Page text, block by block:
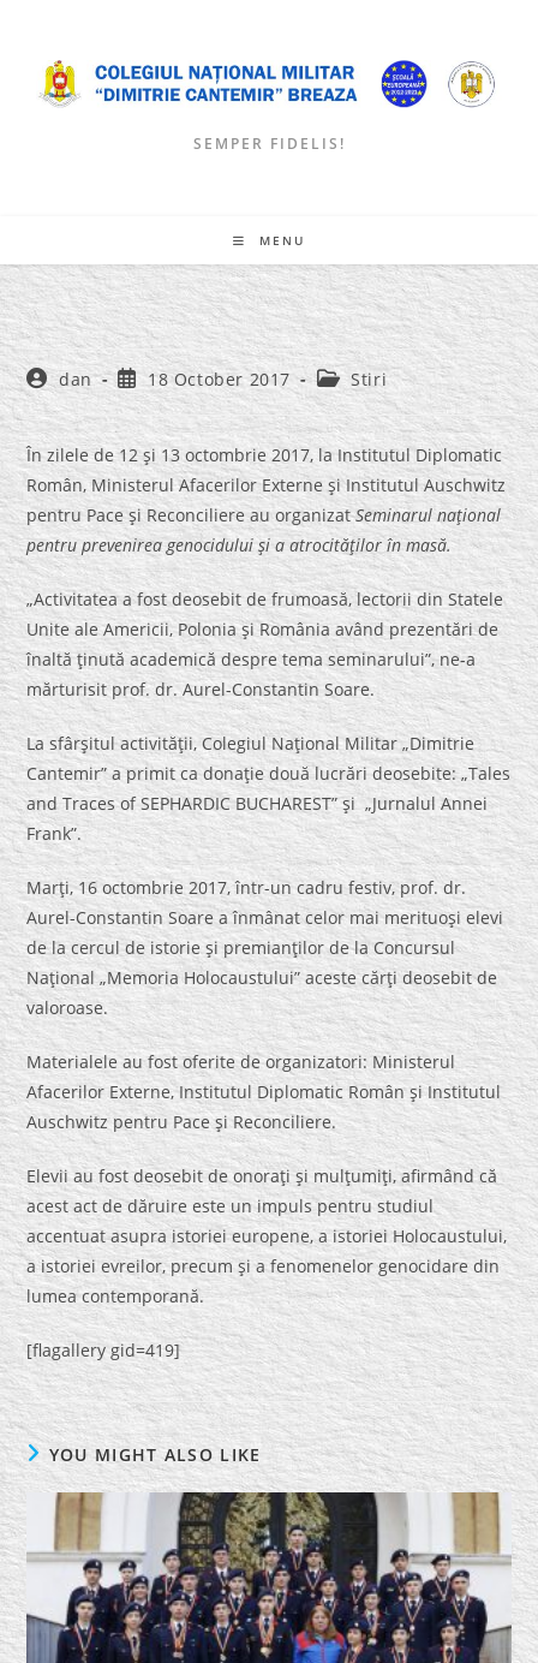
content
SEMPER FIDELIS!
MENU
Post
author:
dan
Post
published:
18 October 2017
Post
category:
Stiri
În zilele de 12 şi 13 octombrie 2017, la Institutul Diplomatic
Român, Ministerul Afacerilor Externe şi Institutul Auschwitz
pentru Pace şi Reconciliere au organizatSeminarul naţional
pentru prevenirea genocidului şi a atrocităţilor în masă.
„Activitatea a fost deosebit de frumoasă, lectorii din Statele
Unite ale Americii, Polonia şi România având prezentări de
înaltă ţinută academică despre tema seminarului”, ne-a
mărturisit prof. dr. Aurel-Constantin Soare.
La sfârşitul activităţii, Colegiul Naţional Militar „Dimitrie
Cantemir” a primit ca donaţie două lucrări deosebite: „Tales
and Traces of SEPHARDIC BUCHAREST” şi „Jurnalul Annei
Frank”.
Marţi, 16 octombrie 2017, într-un cadru festiv, prof. dr.
Aurel-Constantin Soare a înmânat celor mai merituoşi elevi
de la cercul de istorie şi premianţilor de la Concursul
Naţional „Memoria Holocaustului” aceste cărţi deosebit de
valoroase.
Materialele au fost oferite de organizatori: Ministerul
Afacerilor Externe, Institutul Diplomatic Român şi Institutul
Auschwitz pentru Pace şi Reconciliere.
Elevii au fost deosebit de onoraţi şi mulţumiţi, afirmând că
acest act de dăruire este un impuls pentru studiul
accentuat asupra istoriei europene, a istoriei Holocaustului,
a istoriei evreilor, precum şi a fenomenelor genocidare din
lumea contemporană.
[flagallery gid=419]
YOU MIGHT ALSO LIKE